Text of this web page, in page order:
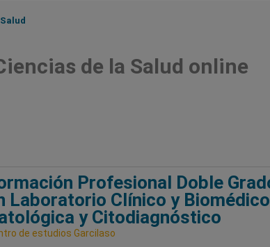
de la Salud online
Profesional Doble
Laboratorio Clínico y
y Citodiagnóstico
de estudios Garcilaso